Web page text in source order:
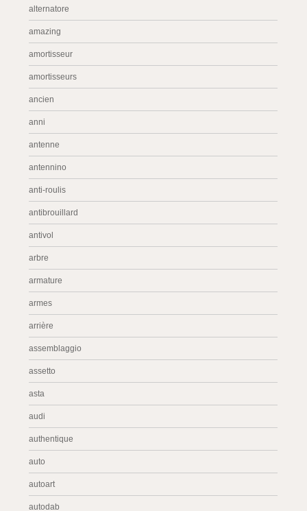
alternatore
amazing
amortisseur
amortisseurs
ancien
anni
antenne
antennino
anti-roulis
antibrouillard
antivol
arbre
armature
armes
arrière
assemblaggio
assetto
asta
audi
authentique
auto
autoart
autodab